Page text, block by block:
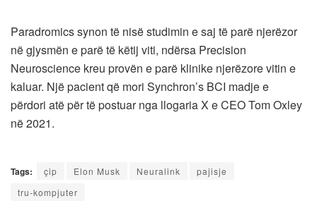
Paradromics synon të nisë studimin e saj të parë njerëzor
në gjysmën e parë të këtij viti, ndërsa Precision
Neuroscience kreu provën e parë klinike njerëzore vitin e
kaluar. Një pacient që mori Synchron’s BCI madje e
përdori atë për të postuar nga llogaria X e CEO Tom Oxley
në 2021.
Tags: çip Elon Musk Neuralink
pajisje
tru-kompjuter